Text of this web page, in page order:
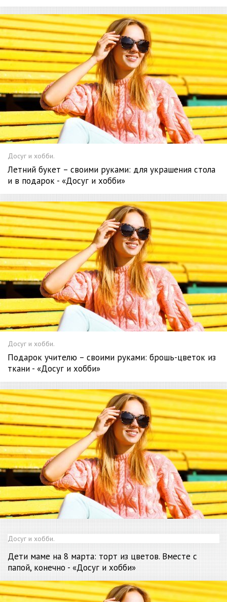
Досуг и хобби.
Летний букет – своими руками: для украшения стола
и в подарок - «Досуг и хобби»
Досуг и хобби.
Подарок учителю – своими руками: брошь-цветок из
ткани - «Досуг и хобби»
Досуг и хобби.
Дети маме на 8 марта: торт из цветов. Вместе с
папой, конечно - «Досуг и хобби»